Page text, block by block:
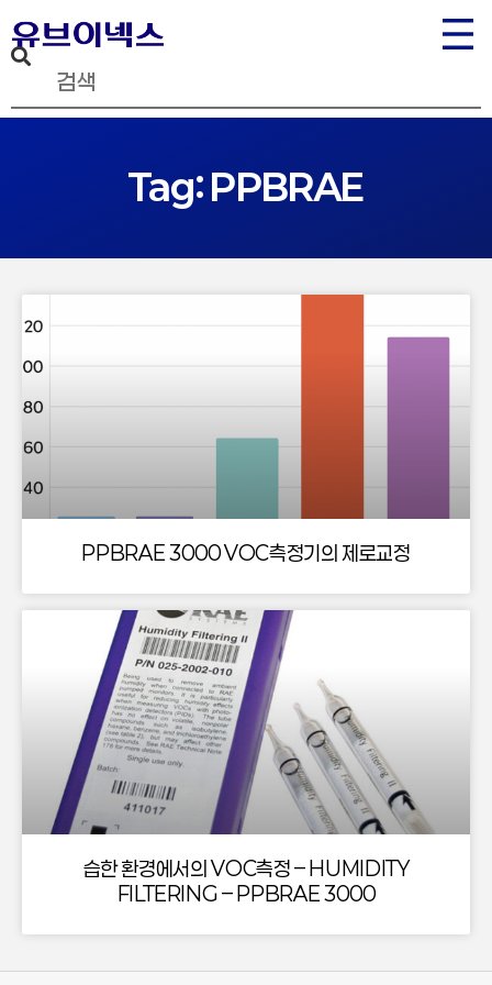
Tag: PPBRAE
PPBRAE 3000 VOC측정기의 제로교정
습한 환경에서의 VOC측정 – HUMIDITY
FILTERING – PPBRAE 3000